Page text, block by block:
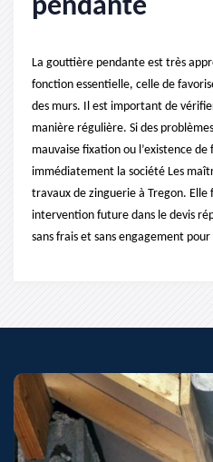
pendante
La gouttière pendante est très
fonction essentielle, celle de
des murs. Il est important de
manière régulière. Si des
mauvaise fixation ou l’existence
immédiatement la société Les
travaux de zinguerie à Tregon. Elle
intervention future dans le devis
sans frais et sans engagement